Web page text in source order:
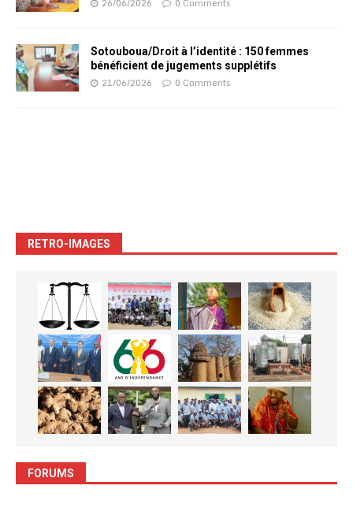
26/06/2026 0 Comments
Sotouboua/Droit à l’identité : 150 femmes
bénéficient de jugements supplétifs
21/06/2026 0 Comments
RETRO-IMAGES
FORUMS